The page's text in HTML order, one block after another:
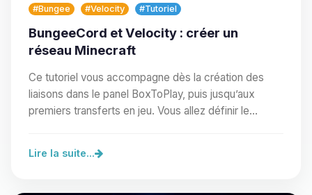
#Bungee #Velocity #Tutoriel
BungeeCord et Velocity : créer un
réseau Minecraft
Ce tutoriel vous accompagne dès la création des
liaisons dans le panel BoxToPlay, puis jusqu’aux
premiers transferts en jeu. Vous allez définir le…
Lire la suite...